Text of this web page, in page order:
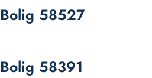
Bolig 58527
Bolig 58391